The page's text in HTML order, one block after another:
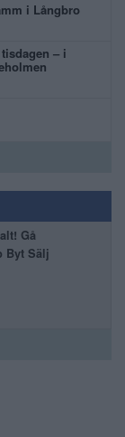
i Långbro
– i
Gå
Byt Sälj